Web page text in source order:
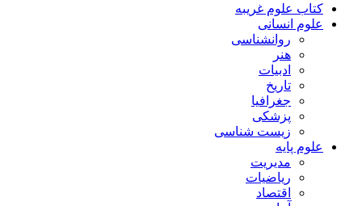
کتاب علوم غریبه
علوم انسانی
روانشناسی
هنر
ادبیات
تاریخ
جغرافیا
پزشکی
زیست شناسی
علوم پایه
مدیریت
ریاضیات
اقتصاد